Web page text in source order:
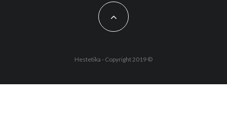
Hestetika - Copyright 2019 ©